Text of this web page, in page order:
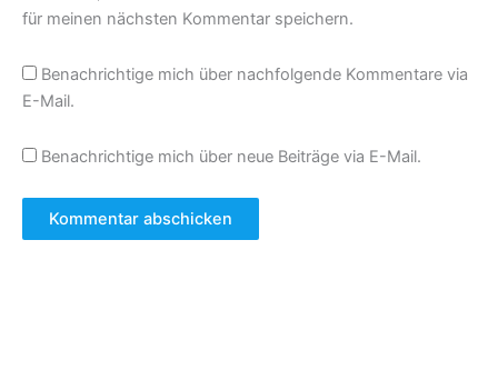
für meinen nächsten Kommentar speichern.
Benachrichtige mich über nachfolgende Kommentare via
E-Mail.
Benachrichtige mich über neue Beiträge via E-Mail.